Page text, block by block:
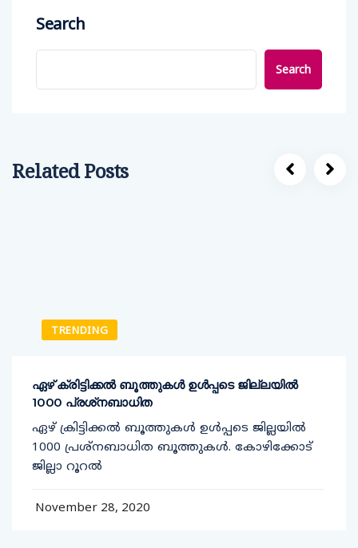
Search
Search
Related Posts
TRENDING
ഏഴ് ക്രിട്ടിക്കല്‍ ബൂത്തുകള്‍ ഉള്‍പ്പടെ ജില്ലയില്‍
1000 പ്രശ്‌നബാധിത
ഏഴ് ക്രിട്ടിക്കല്‍ ബൂത്തുകള്‍ ഉള്‍പ്പടെ ജില്ലയില്‍
1000 പ്രശ്‌നബാധിത ബൂത്തുകള്‍. കോഴിക്കോട്
ജില്ലാ റൂറല്‍
November 28, 2020